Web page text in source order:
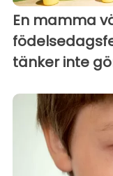
En mamma
tänker inte